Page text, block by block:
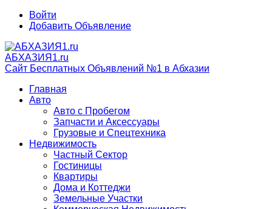
Войти
Добавить Объявление
АБХАЗИЯ1.ru
Сайт Бесплатных Объявлений №1 в Абхазии
Главная
Авто
Авто с Пробегом
Запчасти и Аксессуары
Грузовые и Спецтехника
Недвижимость
Частный Сектор
Гостиницы
Квартиры
Дома и Коттеджи
Земельные Участки